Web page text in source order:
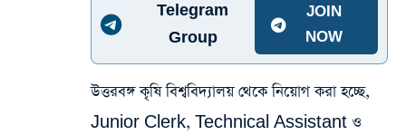
Telegram
Group
JOIN
NOW
উত্তরবঙ্গ কৃষি বিশ্ববিদ্যালয় থেকে নিয়োগ করা হচ্ছে,
Junior Clerk, Technical Assistant ও